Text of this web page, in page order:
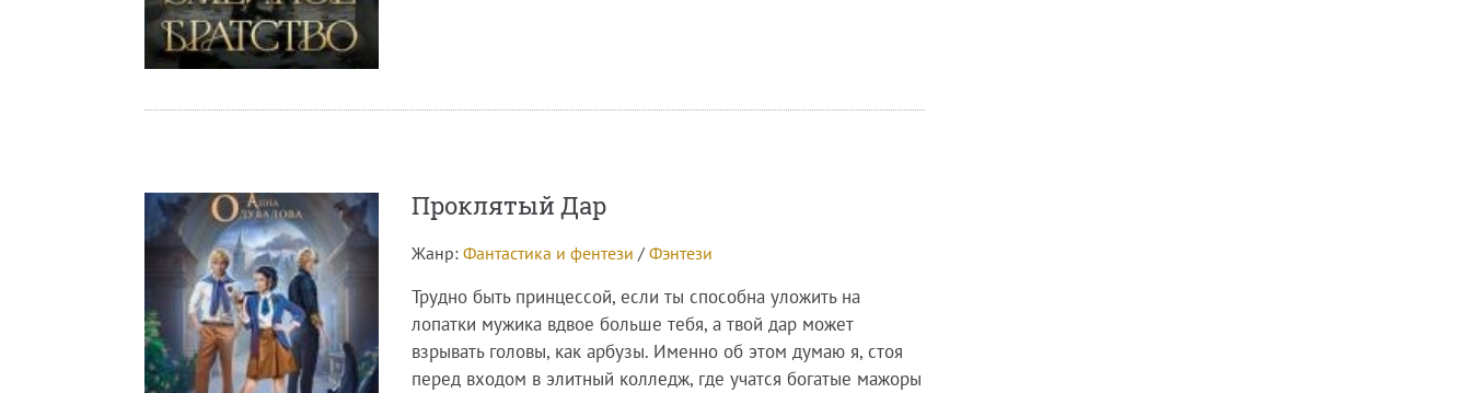
Проклятый Дар
Жанр: Фантастика и фентези / Фэнтези
Трудно быть принцессой, если ты способна уложить на
лопатки мужика вдвое больше тебя, а твой дар может
взрывать головы, как арбузы. Именно об этом думаю я, стоя
перед входом в элитный колледж, где учатся богатые мажоры